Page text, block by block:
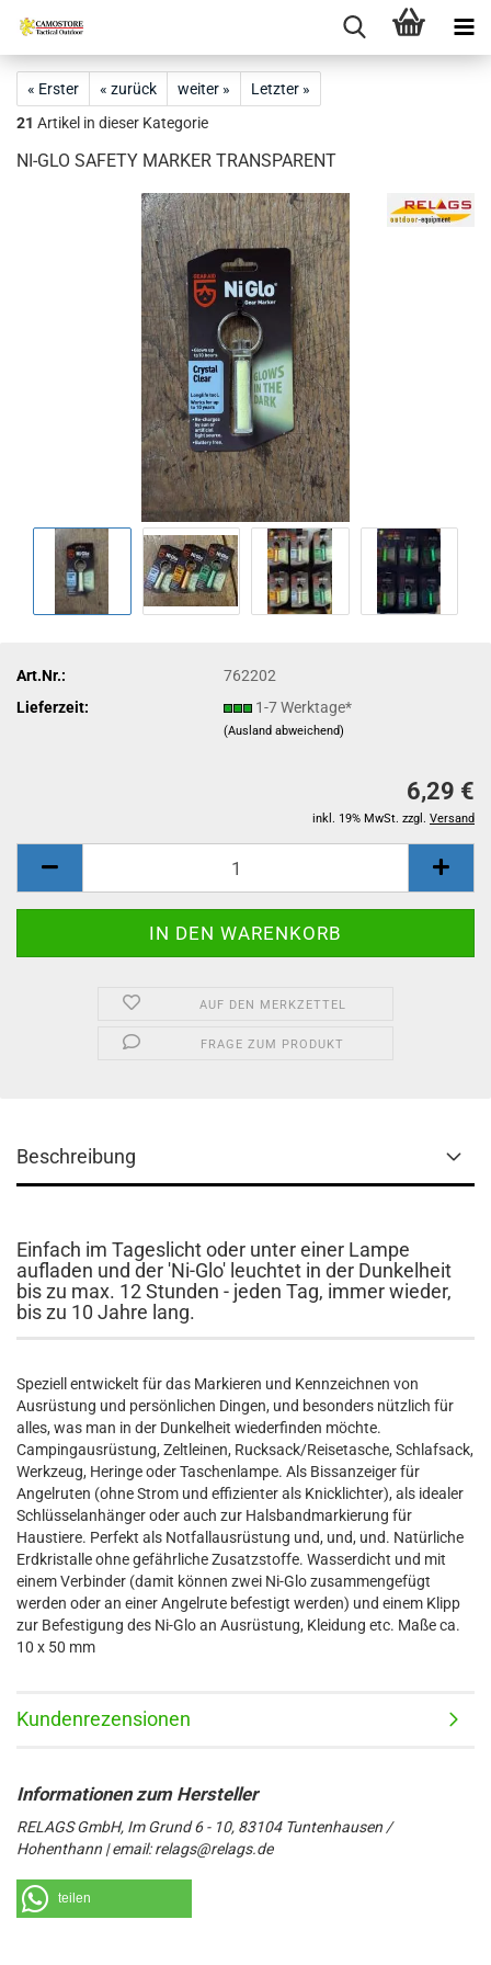
« Erster « zurück weiter »
Letzter »
21 Artikel in dieser Kategorie
NI-GLO SAFETY MARKER TRANSPARENT
Art.Nr.:
762202
Lieferzeit:
1-7 Werktage*
(Ausland abweichend)
6,29 €
inkl. 19% MwSt. zzgl. Versand
AUF DEN MERKZETTEL
FRAGE ZUM PRODUKT
Beschreibung
Einfach im Tageslicht oder unter einer Lampe
aufladen und der 'Ni-Glo' leuchtet in der Dunkelheit
bis zu max. 12 Stunden - jeden Tag, immer wieder,
bis zu 10 Jahre lang.
Speziell entwickelt für das Markieren und Kennzeichnen von
Ausrüstung und persönlichen Dingen, und besonders nützlich für
alles, was man in der Dunkelheit wiederfinden möchte.
Campingausrüstung, Zeltleinen, Rucksack/Reisetasche, Schlafsack,
Werkzeug, Heringe oder Taschenlampe. Als Bissanzeiger für
Angelruten (ohne Strom und effizienter als Knicklichter), als idealer
Schlüsselanhänger oder auch zur Halsbandmarkierung für
Haustiere. Perfekt als Notfallausrüstung und, und, und. Natürliche
Erdkristalle ohne gefährliche Zusatzstoffe. Wasserdicht und mit
einem Verbinder (damit können zwei Ni-Glo zusammengefügt
werden oder an einer Angelrute befestigt werden) und einem Klipp
zur Befestigung des Ni-Glo an Ausrüstung, Kleidung etc. Maße ca.
10 x 50 mm
Kundenrezensionen
RELAGS GmbH, Im Grund 6 - 10, 83104 Tuntenhausen /
Hohenthann | email: relags@relags.de
teilen